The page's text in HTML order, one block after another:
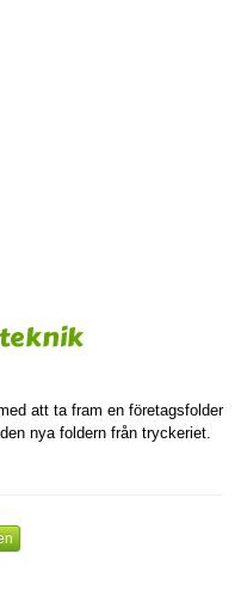
att ta fram en företagsfolder
nya foldern från tryckeriet.